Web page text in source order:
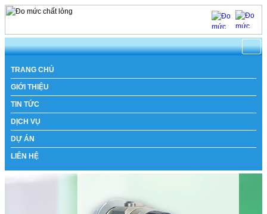
TRANG CHỦ
GIỚI THIỆU
TIN TỨC
DỊCH VỤ
DỰ ÁN
LIÊN HỆ